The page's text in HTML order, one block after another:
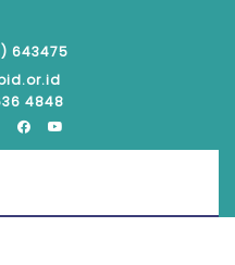
643475
4848